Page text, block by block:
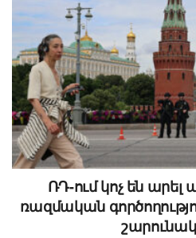
ՌԴ-ում կոչ են
ռազմական